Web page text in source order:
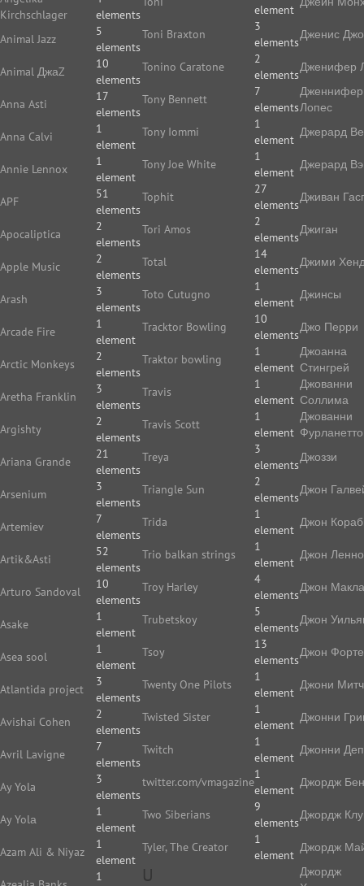
Kirchschlager
elements
Animal Jazz
5
elements
Animal ДжаZ
10
elements
Anna Asti
17
elements
Anna Calvi
1
element
Annie Lennox
1
element
APF
51
elements
Apocaliptica
2
elements
Apple Music
2
elements
Arash
3
elements
Arcade Fire
1
element
Arctic Monkeys
2
elements
Aretha Franklin
3
elements
Argishty
2
elements
Ariana Grande
21
elements
Arsenium
3
elements
Artemiev
7
elements
Artik&Asti
52
elements
Arturo Sandoval
10
elements
Asake
1
element
Asea sool
1
element
Atlantida project
3
elements
Avishai Cohen
2
elements
Avril Lavigne
7
elements
Ay Yola
3
elements
Ay Yolа
1
element
Azam Ali & Niyaz
1
element
1
element
Toni Braxton
3
elements
Tonino Caratone
2
elements
Tony Bennett
7
elements
Tony Iommi
1
element
Tony Joe White
1
element
Tophit
27
elements
Tori Amos
2
elements
Total
14
elements
Toto Cutugno
1
element
Tracktor Bowling
10
elements
Traktor bowling
1
element
Travis
1
element
Travis Scott
1
element
Treya
3
elements
Triangle Sun
2
elements
Trida
1
element
Trio balkan strings
1
element
Troy Harley
4
elements
Trubetskoy
5
elements
Tsoy
13
elements
Twenty One Pilots
1
element
Twisted Sister
1
element
Twitch
1
element
twitter.com/vmagazine
1
element
Two Siberians
9
elements
Tyler, The Creator
1
element
U
Дженис
Дженифер
Дженнифер
Лопес
Джерард
Джерард
Дживан
Джиган
Джими
Джинсы
Джо Перри
Джоанна
Стингрей
Джованни
Соллима
Джованни
Фурланетто
Джоззи
Джон
Джон
Джон
Джон
Джон
Джон Форте
Джони
Джонни
Джонни
Джордж
Джордж
Джордж
Джордж